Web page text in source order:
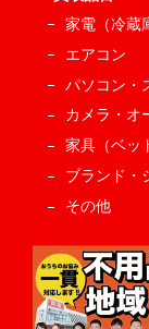
家電（冷蔵
エアコン
パソコン・
カメラ・オ
家具（ベッ
ブランド・
その他